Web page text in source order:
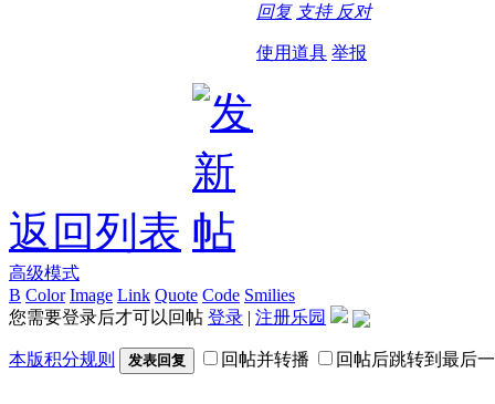
回复 支持 反对
使用道具 举报
返回列表
高级模式
B Color Image Link Quote Code Smilies
您需要登录后才可以回帖 登录 | 注册乐园
本版积分规则 发表回复 回帖并转播 回帖后跳转到最后